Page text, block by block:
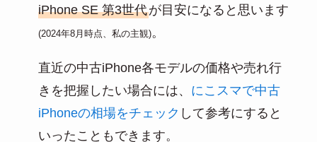
iPhone SE 第3世代が目安になると思います
(2024年8月時点、私の主観)。
直近の中古iPhone各モデルの価格や売れ行
きを把握したい場合には、 にこスマで中古
iPhoneの相場をチェック して参考にすると
いったこともできます。